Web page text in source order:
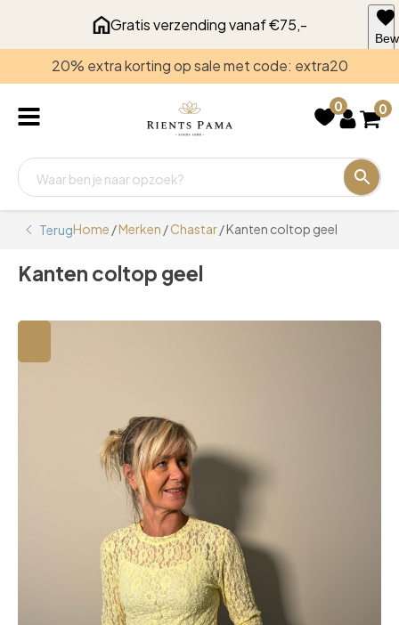
Gratis verzending vanaf €75,-
20% extra korting op sale met code: extra20
0 0
TerugHome /Merken /Chastar/ Kanten coltop geel
Kanten coltop geel
voor